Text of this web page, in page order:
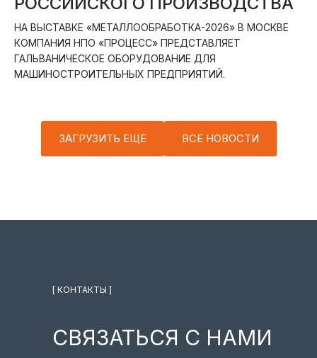
НА ВЫСТАВКЕ «МЕТАЛЛООБРАБОТКА-2026» В МОСКВЕ
КОМПАНИЯ НПО «ПРОЦЕСС» ПРЕДСТАВЛЯЕТ
ГАЛЬВАНИЧЕСКОЕ ОБОРУДОВАНИЕ ДЛЯ
МАШИНОСТРОИТЕЛЬНЫХ ПРЕДПРИЯТИЙ.
ЗАГРУЗИТЬ ЕЩЕ ВСЕ НОВОСТИ
СВЯЗАТЬСЯ С НАМИ
[ КОНТАКТЫ ]